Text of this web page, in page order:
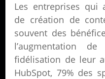
Les entreprises qui
de création de
souvent des
l’augmentation
fidélisation de leur
HubSpot, 79% des